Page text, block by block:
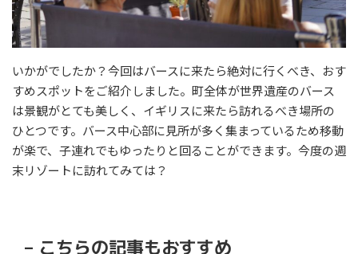
いかがでしたか？今回はバースに来たら絶対に行くべき、おす
すめスポットをご紹介しました。町全体が世界遺産のバース
は景観がとても美しく、イギリスに来たら訪れるべき場所の
ひとつです。バース中心部に見所が多く集まっているため移動
が楽で、子連れでもゆったりと回ることができます。今度の週
末リゾートに訪れてみては？
– こちらの記事もおすすめ